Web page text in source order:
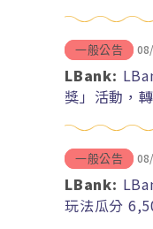
一般公告
LBank:
獎」活動，
一般公告
LBank:
玩法瓜分